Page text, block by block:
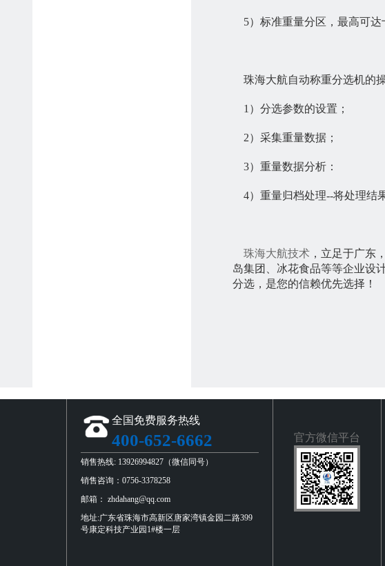
5）标准重量分区，最高可达
珠海大航自动称重分选机的操
1）分选参数的设置；
2）采集重量数据；
3）重量数据分析：
4）重量归档处理--将处理结
珠海大航技术 ，立足于广东
岛集团、冰花食品等等企业设
分选，是您的信赖优先选择！
全国免费服务热线
400-652-6662
销售热线: 13926994827（微信同号）
销售咨询：0756-3378258
邮箱： zhdahang@qq.com
地址:广东省珠海市高新区唐家湾镇金园二路399
号康定科技产业园1#楼一层
官方微信平台